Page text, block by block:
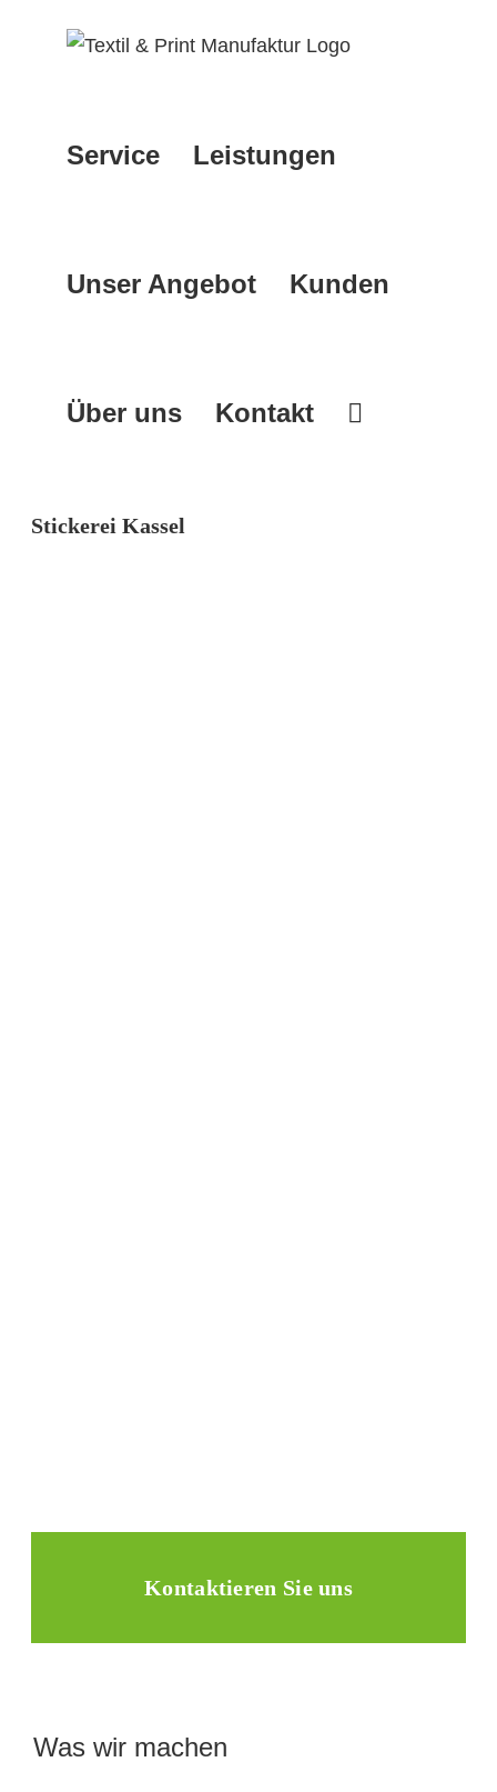
Service Leistungen
Unser Angebot Kunden
Über uns Kontakt
Stickerei Kassel
Kontaktieren Sie uns
Was wir machen